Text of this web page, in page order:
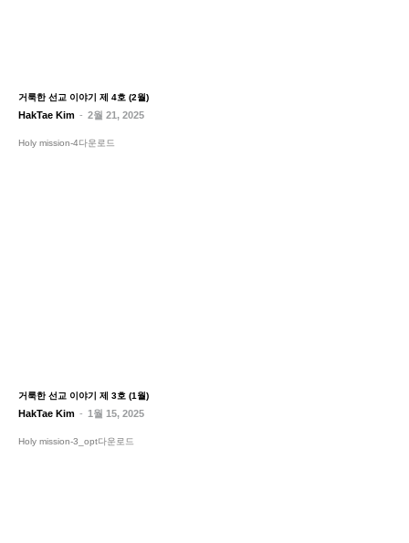
거룩한 선교 이야기 제 4호 (2월)
HakTae Kim - 2월 21, 2025
Holy mission-4다운로드
거룩한 선교 이야기 제 3호 (1월)
HakTae Kim - 1월 15, 2025
Holy mission-3_opt다운로드